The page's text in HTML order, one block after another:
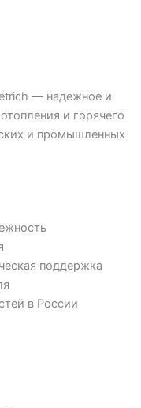
— надежное и
и горячего
и промышленных
поддержка
в России